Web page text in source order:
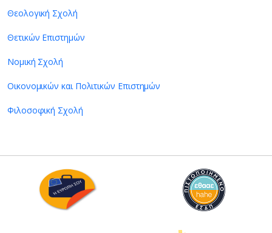
Θεολογική Σχολή
Θετικών Επιστημών
Νομική Σχολή
Οικονομικών και Πολιτικών Επιστημών
Φιλοσοφική Σχολή